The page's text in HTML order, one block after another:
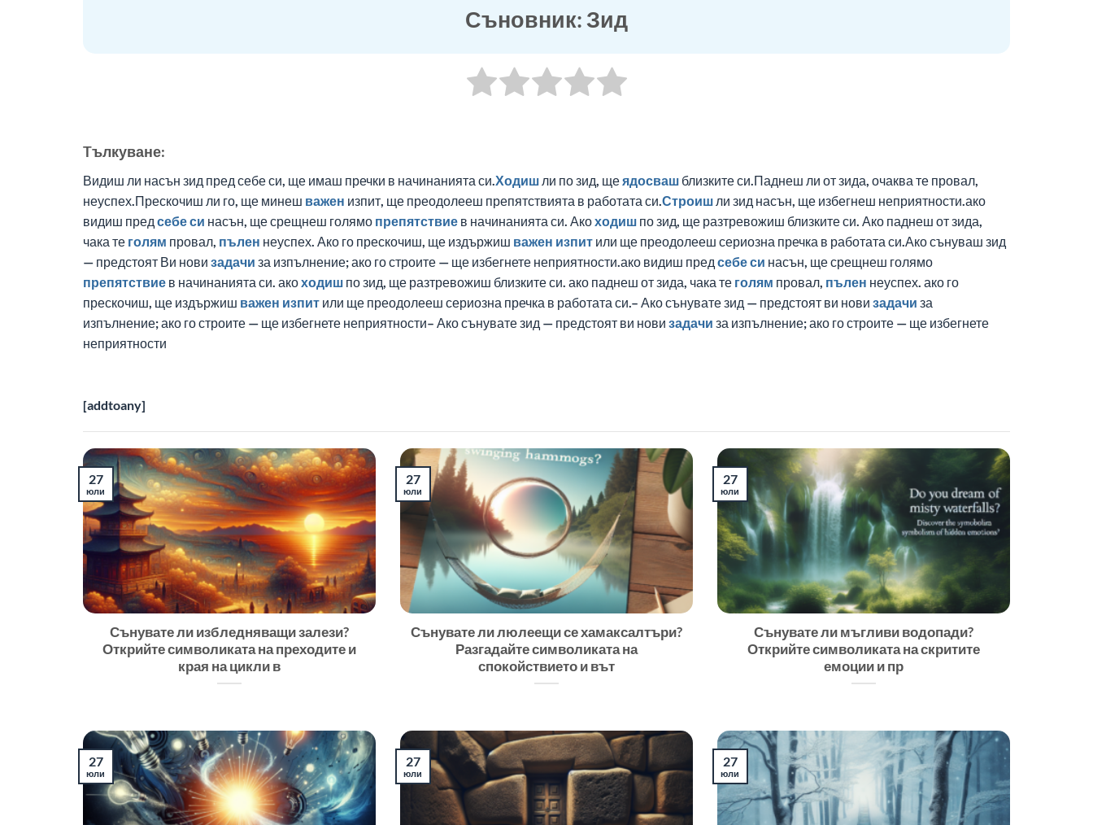
Съновник: Зид
Tълкуване:
Видиш ли насън зид пред себе си, ще имаш пречки в начинанията си.Ходиш ли по зид, щеядосваш близките си.Паднеш ли от зида, очаква те провал,
неуспех.Прескочиш ли го, ще минеш важен изпит, ще преодолееш препятствията в работата си.Строиш ли зид насън, ще избегнеш неприятности.ако
видиш пред себе си насън, ще срещнеш голямо препятствие в начинанията си. Акоходиш по зид, ще разтревожиш близките си. Ако паднеш от зида,
чака те голям провал, пълен неуспех. Ако го прескочиш, ще издържиш важен изпит или ще преодолееш сериозна пречка в работата си.Ако сънуваш зид
— предстоят Ви нови задачи за изпълнение; ако го строите — ще избегнете неприятности.ако видиш пред себе си насън, ще срещнеш голямо
препятствие в начинанията си. акоходиш по зид, ще разтревожиш близките си. ако паднеш от зида, чака те голям провал, пълен неуспех. ако го
прескочиш, ще издържиш важен изпит или ще преодолееш сериозна пречка в работата си.– Ако сънувате зид — предстоят ви нови задачи за
изпълнение; ако го строите — ще избегнете неприятности– Ако сънувате зид — предстоят ви нови задачи за изпълнение; ако го строите — ще избегнете
неприятности
[addtoany]
Сънувате ли избледняващи залези?
Открийте символиката на преходите и
края на цикли в
27
юли
Сънувате ли люлеещи се хамаксалтъри?
Разгадайте символиката на
спокойствието и вът
27
юли
Сънувате ли мъгливи водопади?
Открийте символиката на скритите
емоции и пр
27
юли
27
юли
27
юли
27
юли